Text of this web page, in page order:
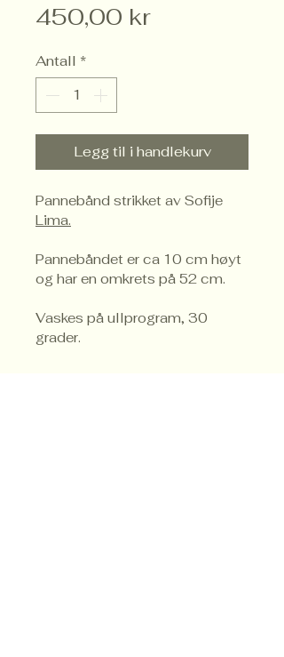
450,00 krPris
Antall *
Legg til i handlekurv
Pannebånd strikket av Sofije
Lima.
Pannebåndet er ca 10 cm høyt
og har en omkrets på 52 cm.
Vaskes på ullprogram, 30
grader.